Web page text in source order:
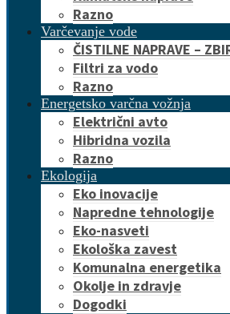
Razno
Varčevanje vode
ČISTILNE NAPRAVE –
Filtri za vodo
Razno
Energetsko varčna vožnja
Električni avto
Hibridna vozila
Razno
Ekologija
Eko inovacije
Napredne tehnologije
Eko-nasveti
Ekološka zavest
Komunalna energetika
Okolje in zdravje
Dogodki